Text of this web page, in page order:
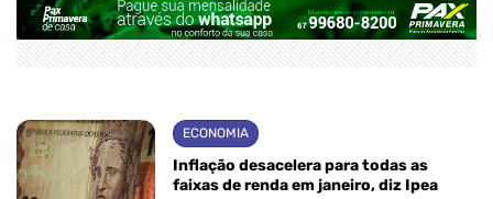
ECONOMIA
Inflação desacelera para todas as
faixas de renda em janeiro, diz Ipea